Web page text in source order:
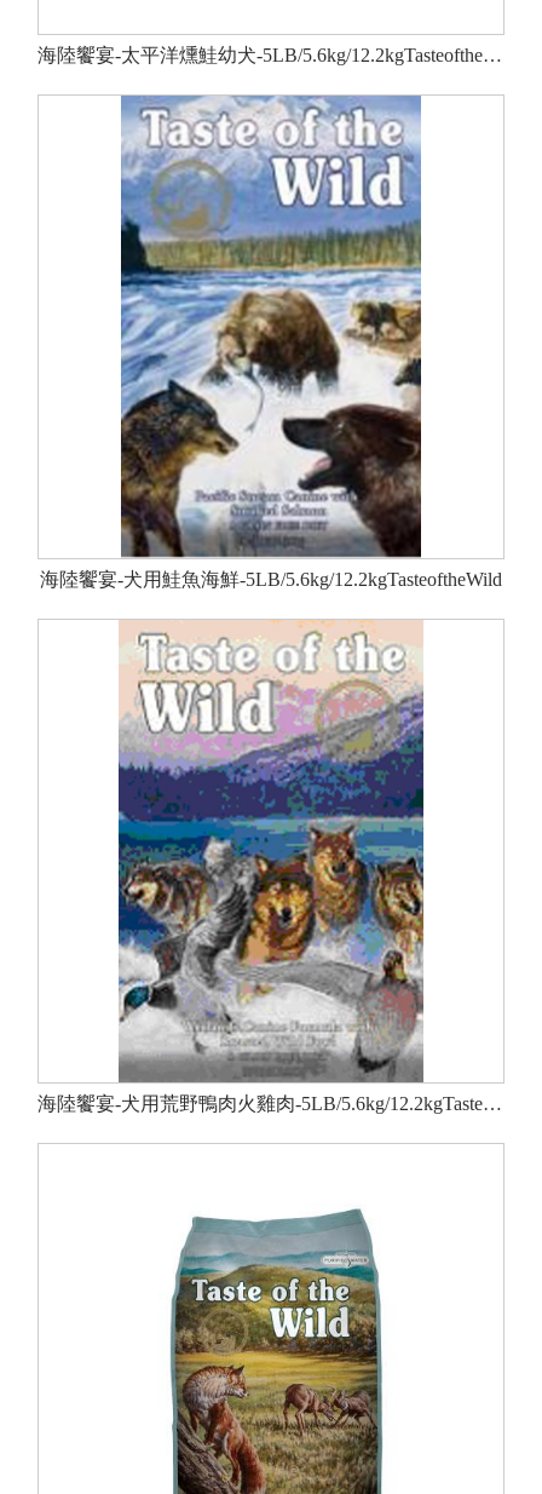
海陸饗宴-太平洋燻鮭幼犬-5LB/5.6kg/12.2kgTasteoftheWild
海陸饗宴-犬用鮭魚海鮮-5LB/5.6kg/12.2kgTasteoftheWild
海陸饗宴-犬用荒野鴨肉火雞肉-5LB/5.6kg/12.2kgTasteoftheWild